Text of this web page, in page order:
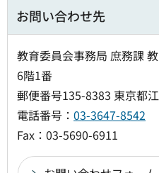
お問い合わせ先
教育委員会事務局 庶務課
6階1番
郵便番号135-8383 東京都
電話番号： 03-3647-8542
Fax：03-5690-6911